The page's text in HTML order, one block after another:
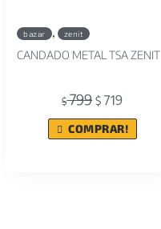
bazar , zenit
CANDADO METAL TSA ZENIT
$799 $ 719
COMPRAR!